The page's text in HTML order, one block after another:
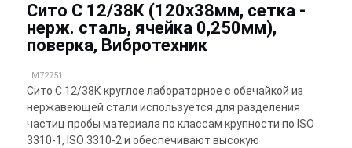
Сито С 12/38К (120х38мм, сетка -
нерж. сталь, ячейка 0,250мм),
поверка, Вибротехник
LM72751
Сито С 12/38К круглое лабораторное с обечайкой из
нержавеющей стали используется для разделения
частиц пробы материала по классам крупности по ISO
3310-1, ISO 3310-2 и обеспечивают высокую